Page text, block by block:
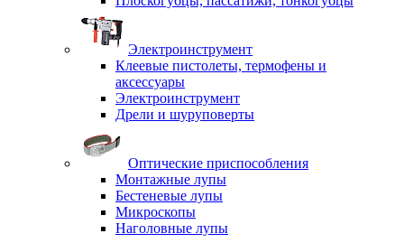
Электроинструмент
Клеевые пистолеты, термофены и
аксессуары
Электроинструмент
Дрели и шуруповерты
Оптические приспособления
Монтажные лупы
Бестеневые лупы
Микроскопы
Наголовные лупы